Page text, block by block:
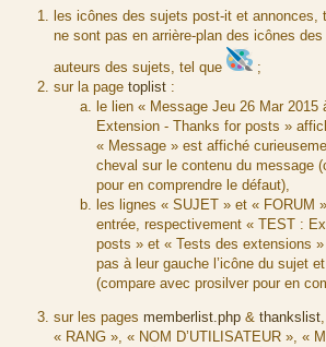
les icônes des sujets post-it et annonces,
ne sont pas en arrière-plan des icônes
auteurs des sujets, tel que
;
sur la page toplist :
le lien « Message Jeu 26 Mar 2015
Extension - Thanks for posts »
« Message » est affiché
cheval sur le contenu du message
pour en comprendre le défaut),
les lignes « SUJET » et « FORUM
entrée, respectivement « TEST :
posts » et « Tests des extensions
pas à leur gauche l’icône du sujet
(compare avec prosilver pour en
sur les pages memberlist.php & thankslist
« RANG », « NOM D’UTILISATEUR », «